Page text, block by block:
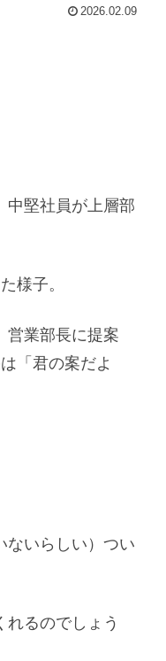
2026.02.09
中堅社員が上層部
様子。
営業部長に提案
「君の案だよ
ないらしい）つい
るのでしょう